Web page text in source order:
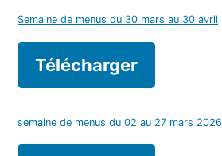
Semaine de menus du 30 mars au 30 avril
Télécharger
semaine de menus du 02 au 27 mars 2026